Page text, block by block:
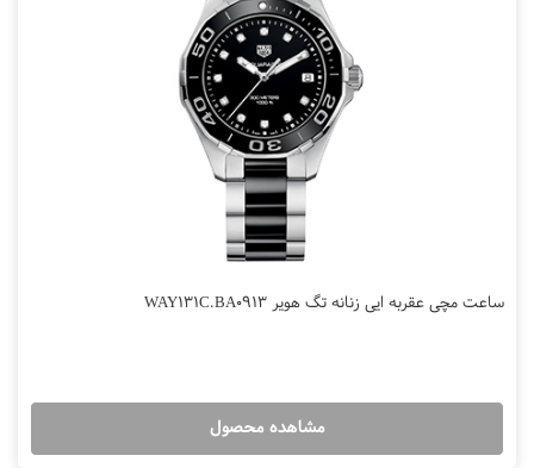
ساعت مچی عقربه ایی زنانه تگ هویر WAY131C.BA0913
مشاهده محصول